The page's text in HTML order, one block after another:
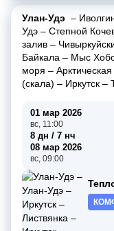
Улан-Удэ –
Удэ – Степной
залив –
Байкала – Мыс
моря –
(скала) – Иркутск –
01 мар 2026
вс, 11:00
8 дн / 7 нч
08 мар 2026
вс, 09:00